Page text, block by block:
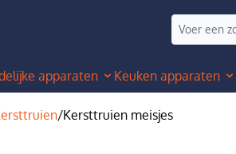
apparaten Keuken apparaten
/Kersttruien meisjes